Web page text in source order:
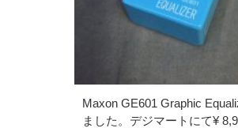
Maxon GE601 Graphic
ました。デジマートにて¥